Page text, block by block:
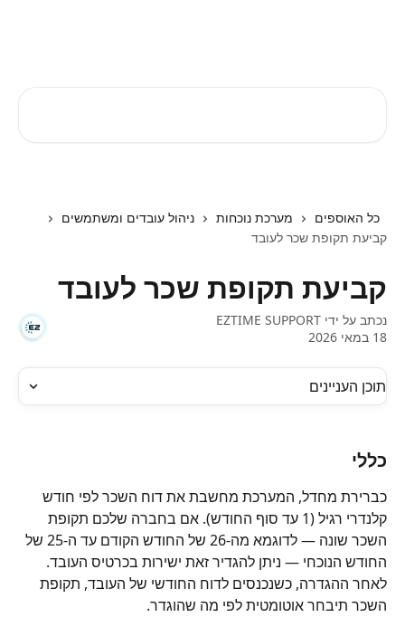
כל האוספים מערכת נוכחות
ניהול עובדים ומשתמשים
קביעת תקופת שכר לעובד
קביעת תקופת שכר לעובד
נכתב על ידי EZTIME SUPPORT
18 במאי 2026
תוכן העניינים
כללי
כברירת מחדל, המערכת מחשבת את דוח השכר לפי חודש
קלנדרי רגיל (1 עד סוף החודש). אם בחברה שלכם תקופת
השכר שונה — לדוגמא מה-26 של החודש הקודם עד ה-25 של
החודש הנוכחי — ניתן להגדיר זאת ישירות בכרטיס העובד.
לאחר ההגדרה, כשנכנסים לדוח החודשי של העובד, תקופת
השכר תיבחר אוטומטית לפי מה שהוגדר.